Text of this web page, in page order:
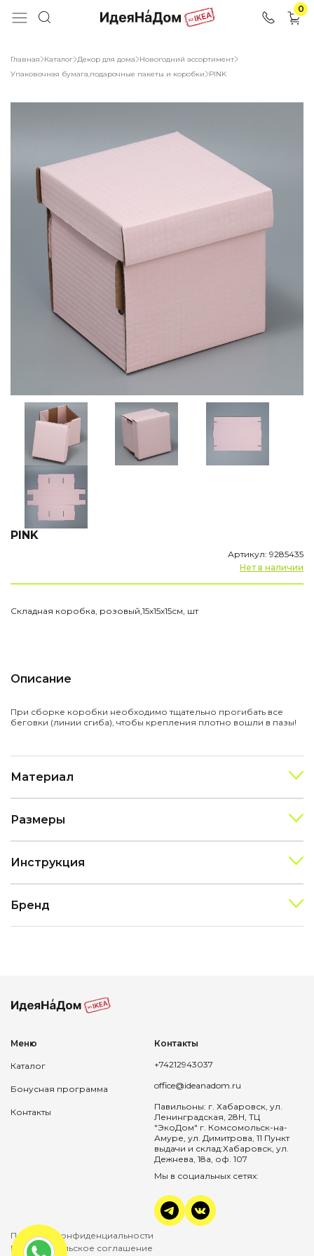
0
Главная Каталог Декор для дома
Новогодний ассортимент
Упаковочная бумага,подарочные пакеты и коробки
PINK
PINK
Артикул: 9285435
Нет в наличии
Складная коробка, розовый,15х15х15см, шт
Описание
При сборке коробки необходимо тщательно прогибать все
беговки (линии сгиба), чтобы крепления плотно вошли в пазы!
Материал
Размеры
Инструкция
Бренд
Меню
Каталог
Бонусная программа
Контакты
Контакты
+74212943037
office@ideanadom.ru
Павильоны: г. Хабаровск, ул.
Ленинградская, 28Н, ТЦ
"ЭкоДом" г. Комсомольск-на-
Амуре, ул. Димитрова, 11 Пункт
выдачи и склад:Хабаровск, ул.
Дежнева, 18а, оф. 107
Мы в социальных сетях:
Политика конфиденциальности
Пользовательское соглашение